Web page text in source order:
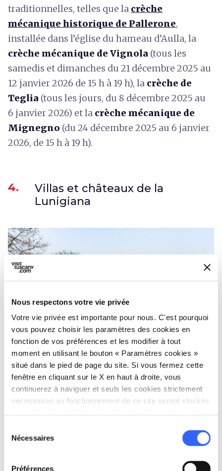
Nous respectons votre vie privée
Votre vie privée est importante pour nous. C'est pourquoi
vous pouvez choisir les paramètres des cookies en
fonction de vos préférences et les modifier à tout
moment en utilisant le bouton « Paramètres cookies »
situé dans le pied de page du site. Si vous fermez cette
fenêtre en cliquant sur le X en haut à droite, vous
continuerez à naviguer et seuls les cookies strictement
nécessaires au fonctionnement de ce site seront stockés
Nécessaires
Préférences
traditionnelles, telles que la crèche
mécanique historique de Pallerone,
installée dans l’église du hameau d’Aulla, la
crèche mécanique de Vignola (tous les
samedis et dimanches du 21 décembre 2025 au
12 janvier 2026 de 15 h à 19 h), la crèche de
Teglia (tous les jours, du 8 décembre 2025 au
6 janvier 2026) et la crèche mécanique de
Mignegno (du 24 décembre 2025 au 6 janvier
2026, de 15 h à 19 h).
4.
Villas et châteaux de la
Lunigiana
Château Malaspina di Monti - Credit: Sigeric - Servizi
per il Turismo
Passer la période des fêtes dans la Lunigiana
peut aussi être une occasion magique de
visiter ses splendides demeures historiques :
ouvert tous les vendredis, samedis et